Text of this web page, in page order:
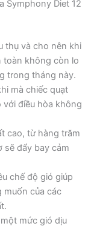
Symphony Diet 12
thụ và cho nên khi
toàn không còn lo
trong tháng này.
mà chiếc quạt
với điều hòa không
cao, từ hàng trăm
sẽ đẩy bay cảm
chế độ gió giúp
muốn của các
mức gió dịu